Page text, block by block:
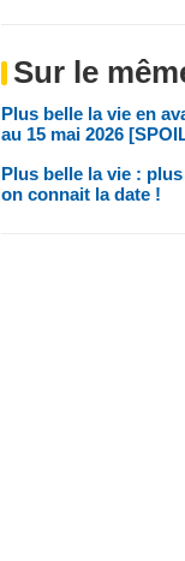
Sur le
Plus belle la vie en
au 15 mai 2026
Plus belle la vie :
on connait la date !